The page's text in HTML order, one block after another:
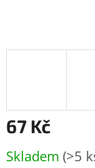
67 Kč
cena:
Skladem (>5